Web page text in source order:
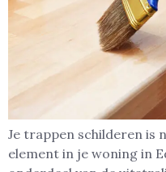
Je trappen schilderen is
element in je woning in